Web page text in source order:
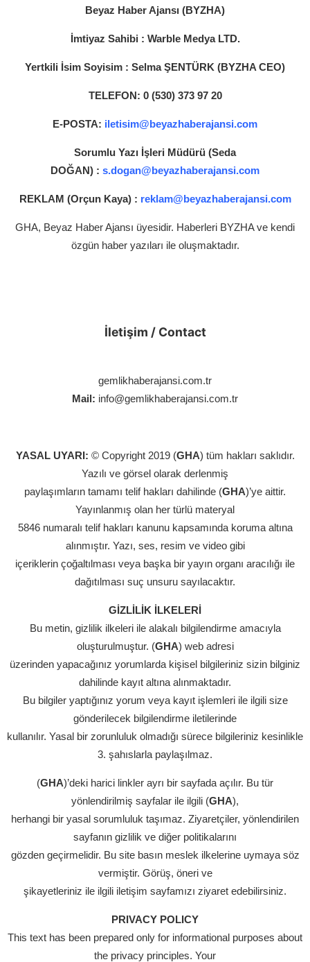
Beyaz Haber Ajansı (BYZHA)
İmtiyaz Sahibi : Warble Medya LTD.
Yertkili İsim Soyisim : Selma ŞENTÜRK (BYZHA CEO)
TELEFON: 0 (530) 373 97 20
E-POSTA: iletisim@beyazhaberajansi.com
Sorumlu Yazı İşleri Müdürü (Seda
DOĞAN) : s.dogan@beyazhaberajansi.com
REKLAM (Orçun Kaya) : reklam@beyazhaberajansi.com
GHA, Beyaz Haber Ajansı üyesidir. Haberleri BYZHA ve kendi
özgün haber yazıları ile oluşmaktadır.
İletişim / Contact
gemlikhaberajansi.com.tr
Mail: info@gemlikhaberajansi.com.tr
YASAL UYARI: © Copyright 2019 (GHA) tüm hakları saklıdır.
Yazılı ve görsel olarak derlenmiş
paylaşımların tamamı telif hakları dahilinde (GHA)’ye aittir.
Yayınlanmış olan her türlü materyal
5846 numaralı telif hakları kanunu kapsamında koruma altına
alınmıştır. Yazı, ses, resim ve video gibi
içeriklerin çoğaltılması veya başka bir yayın organı aracılığı ile
dağıtılması suç unsuru sayılacaktır.
GİZLİLİK İLKELERİ
Bu metin, gizlilik ilkeleri ile alakalı bilgilendirme amacıyla
oluşturulmuştur. (GHA) web adresi
üzerinden yapacağınız yorumlarda kişisel bilgileriniz sizin bilginiz
dahilinde kayıt altına alınmaktadır.
Bu bilgiler yaptığınız yorum veya kayıt işlemleri ile ilgili size
gönderilecek bilgilendirme iletilerinde
kullanılır. Yasal bir zorunluluk olmadığı sürece bilgileriniz kesinlikle
3. şahıslarla paylaşılmaz.
(GHA)’deki harici linkler ayrı bir sayfada açılır. Bu tür
yönlendirilmiş sayfalar ile ilgili (GHA),
herhangi bir yasal sorumluluk taşımaz. Ziyaretçiler, yönlendirilen
sayfanın gizlilik ve diğer politikalarını
gözden geçirmelidir. Bu site basın meslek ilkelerine uymaya söz
vermiştir. Görüş, öneri ve
şikayetleriniz ile ilgili iletişim sayfamızı ziyaret edebilirsiniz.
PRIVACY POLICY
This text has been prepared only for informational purposes about
the privacy principles. Your